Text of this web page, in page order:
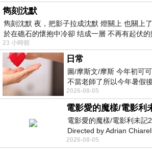
雋刻沈默
雋刻沈默 夜，把影子拉成沈默 燈關上 也關上
於在礁石的懷抱中冷卻 结成一層 不再有起伏的
23 小時前
日常
圖/摩斯文/摩斯 今年初可
不當老師了所以今年暑假
她不是很喜歡幼幼班的小
2026-08-05
電影愛的魔樣/電影利未記
Directed by Adrian
Chiarella Starring Joe Bird
2026-08-05